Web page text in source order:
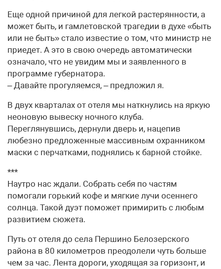
Еще одной причиной для легкой растерянности, а
может быть, и гамлетовской трагедии в духе «быть
или не быть» стало известие о том, что министр не
приедет. А это в свою очередь автоматически
означало, что не увидим мы и заявленного в
программе губернатора.
– Давайте прогуляемся, – предложил я.
В двух кварталах от отеля мы наткнулись на яркую
неоновую вывеску ночного клуба.
Переглянувшись, дернули дверь и, нацепив
любезно предложенные массивным охранником
маски с перчатками, поднялись к барной стойке.
***
Наутро нас ждали. Собрать себя по частям
помогали горький кофе и мягкие лучи осеннего
солнца. Такой дуэт поможет примирить с любым
развитием сюжета.
Путь от отеля до села Першино Белозерского
района в 80 километров преодолели чуть больше
чем за час. Лента дороги, уходящая за горизонт, и